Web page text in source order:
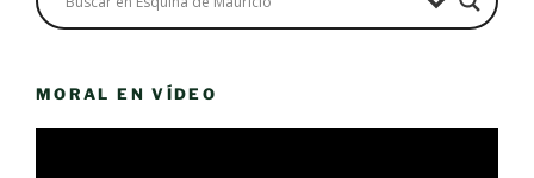
MORAL EN VÍDEO